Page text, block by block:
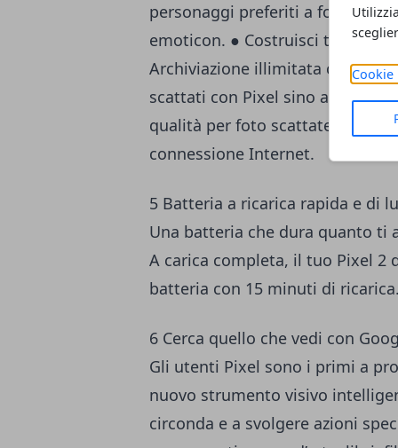
Cookie
personaggi preferiti a foto e
emoticon. ● Costruisci tu
Archiviazione​ ​illimitata​ ​con​ ​la​
scattati​ ​con​ ​Pixel​ ​sino​ ​al​ ​15​
qualità​ ​per​ ​foto​ ​scattate​ ​con​
connessione​ ​Internet.
5 Batteria a ricarica rapida e di
Una batteria che dura quanto ti
A carica completa, il tuo Pixel 2
batteria con 15 minuti di ricarica.
6 Cerca quello che vedi con
Gli utenti Pixel sono i primi a
nuovo strumento visivo
circonda e a svolgere azioni